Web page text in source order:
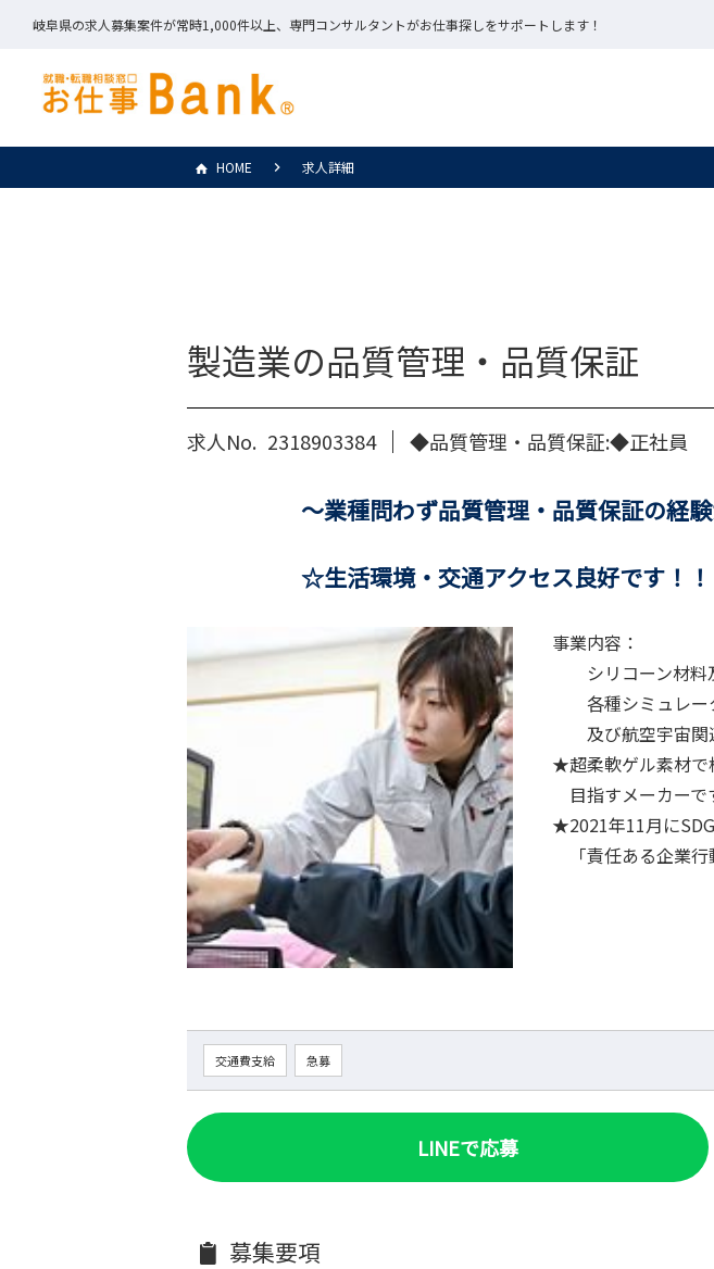
岐阜県の求人募集案件が常時1,000件以上、専門コンサルタントがお仕事探しをサポートします！
HOME 求人詳細
製造業の品質管理・品質保証
求人No. 2318903384 ◆品質管理・品質保証:◆正社員
～業種問わず品質管理・品質保証の経験
☆生活環境・交通アクセス良好です！！
事業内容：
シリコーン材料及
各種シミュレー
及び航空宇宙関
★超柔軟ゲル素材で
目指すメーカーで
★2021年11月に
「責任ある企業行
交通費支給 急募
LINEで応募
募集要項